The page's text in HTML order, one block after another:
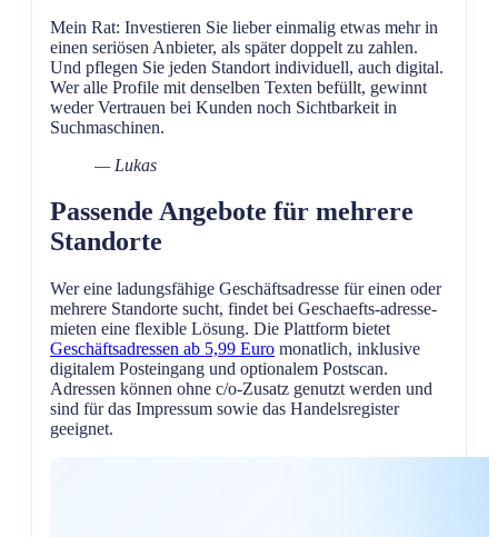
Mein Rat: Investieren Sie lieber einmalig etwas mehr in
einen seriösen Anbieter, als später doppelt zu zahlen.
Und pflegen Sie jeden Standort individuell, auch digital.
Wer alle Profile mit denselben Texten befüllt, gewinnt
weder Vertrauen bei Kunden noch Sichtbarkeit in
Suchmaschinen.
— Lukas
Passende Angebote für mehrere
Standorte
Wer eine ladungsfähige Geschäftsadresse für einen oder
mehrere Standorte sucht, findet bei Geschaefts-adresse-
mieten eine flexible Lösung. Die Plattform bietet
Geschäftsadressen ab 5,99 Euro monatlich, inklusive
digitalem Posteingang und optionalem Postscan.
Adressen können ohne c/o-Zusatz genutzt werden und
sind für das Impressum sowie das Handelsregister
geeignet.